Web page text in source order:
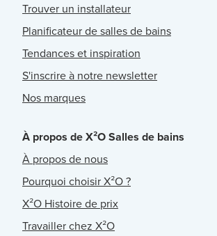
Trouver un installateur
Planificateur de salles de bains
Tendances et inspiration
S'inscrire à notre newsletter
Nos marques
À propos de X²O Salles de bains
À propos de nous
Pourquoi choisir X²O ?
X²O Histoire de prix
Travailler chez X²O